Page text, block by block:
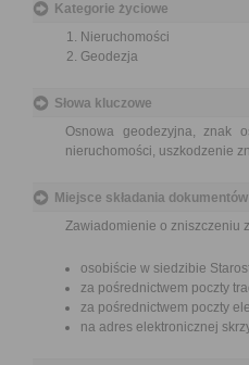
Kategorie życiowe
Nieruchomości
Geodezja
Słowa kluczowe
Osnowa geodezyjna, znak
nieruchomości, uszkodzenie
Miejsce składania dokumentów
Zawiadomienie o zniszczeniu
osobiście w siedzibie
za pośrednictwem poczty
za pośrednictwem poczty
na adres elektronicznej